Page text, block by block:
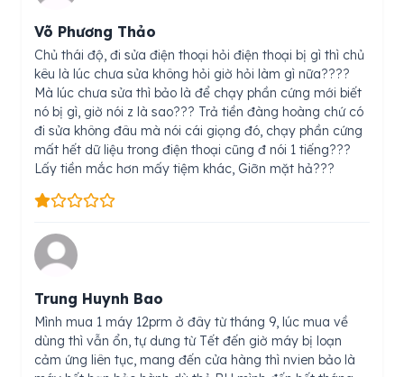
Võ Phương Thảo
Chủ thái độ, đi sửa điện thoại hỏi điện thoại bị gì thì chủ
kêu là lúc chưa sửa không hỏi giờ hỏi làm gì nữa????
Mà lúc chưa sửa thì bảo là để chạy phần cứng mới biết
nó bị gì, giờ nói z là sao??? Trả tiền đàng hoàng chứ có
đi sửa không đâu mà nói cái giọng đó, chạy phần cứng
mất hết dữ liệu trong điện thoại cũng đ nói 1 tiếng???
Lấy tiền mắc hơn mấy tiệm khác, Giỡn mặt hả???
Trung Huynh Bao
Mình mua 1 máy 12prm ở đây từ tháng 9, lúc mua về
dùng thì vẫn ổn, tự dưng từ Tết đến giờ máy bị loạn
cảm ứng liên tục, mang đến cửa hàng thì nvien bảo là